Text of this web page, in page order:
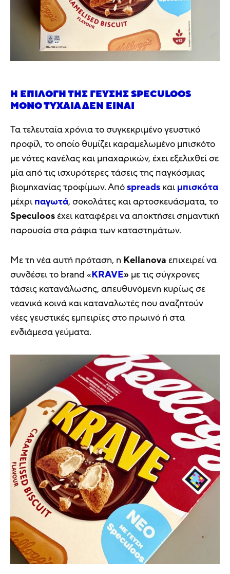
Η ΕΠΙΛΟΓΉ ΤΗΣ ΓΕΎΣΗΣ SPECULOOS
ΜΌΝΟ ΤΥΧΑΊΑ ΔΕΝ ΕΊΝΑΙ
Τα τελευταία χρόνια το συγκεκριμένο γευστικό
προφίλ, το οποίο θυμίζει καραμελωμένο μπισκότο
με νότες κανέλας και μπαχαρικών, έχει εξελιχθεί σε
μία από τις ισχυρότερες τάσεις της παγκόσμιας
βιομηχανίας τροφίμων. Απόspreads και μπισκότα
μέχρι παγωτά, σοκολάτες και αρτοσκευάσματα, το
Speculoosέχει καταφέρει να αποκτήσει σημαντική
παρουσία στα ράφια των καταστημάτων.
Με τη νέα αυτή πρόταση, η Kellanova επιχειρεί να
συνδέσει το brand «KRAVE» με τις σύγχρονες
τάσεις κατανάλωσης, απευθυνόμενη κυρίως σε
νεανικά κοινά και καταναλωτές που αναζητούν
νέες γευστικές εμπειρίες στο πρωινό ή στα
ενδιάμεσα γεύματα.